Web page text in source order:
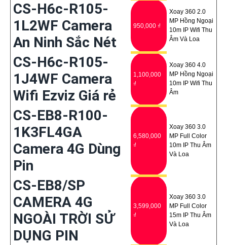
CS-H6c-R105-
1L2WF Camera
An Ninh Sắc Nét
950,000 ₫
Xoay 360 2.0
MP Hồng Ngoại
10m IP Wifi Thu
Âm Và Loa
CS-H6c-R105-
1J4WF Camera
Wifi Ezviz Giá rẻ
1,100,000
₫
Xoay 360 4.0
MP Hồng Ngoại
10m IP Wifi Thu
Âm
CS-EB8-R100-
1K3FL4GA
Camera 4G Dùng
Pin
6,580,000
₫
Xoay 360 3.0
MP Full Color
10m IP Thu Âm
Và Loa
CS-EB8/SP
CAMERA 4G
NGOÀI TRỜI SỬ
DỤNG PIN
3,599,000
₫
Xoay 360 3.0
MP Full Color
15m IP Thu Âm
Và Loa